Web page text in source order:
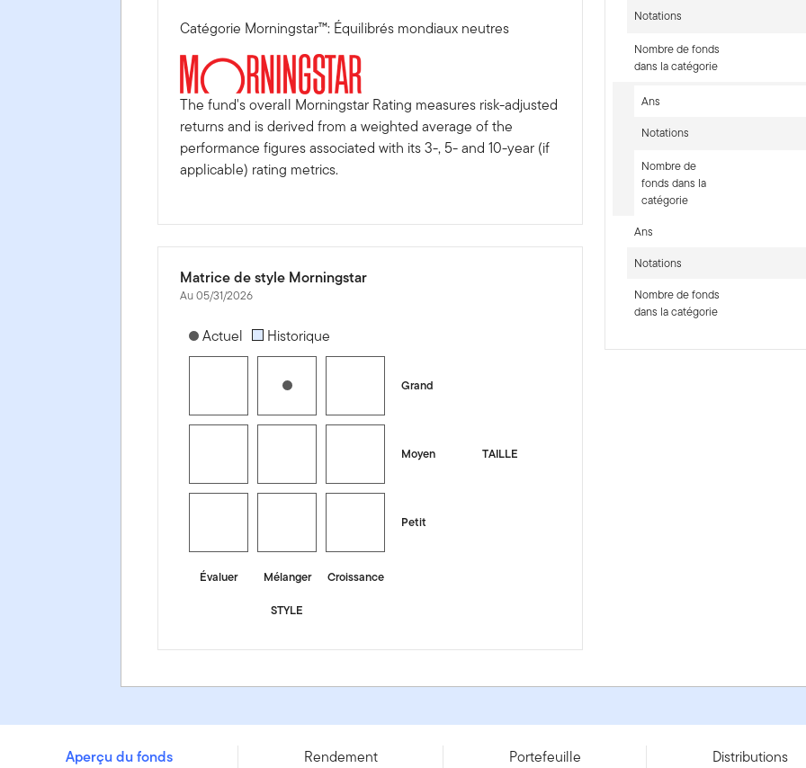
Catégorie Morningstar™: Équilibrés mondiaux neutres
The fund's overall Morningstar Rating measures risk-adjusted
returns and is derived from a weighted average of the
performance figures associated with its 3-, 5- and 10-year (if
applicable) rating metrics.
Matrice de style Morningstar
Au 05/31/2026
[products.morningstar-stylebox-title-sr-equity]
Actuel Historique
Grand
TAILLE
Moyen
Petit
Évaluer Mélanger
Croissance
STYLE
Notations
Nombre de fonds
dans la catégorie
Ans
Notations
Nombre de
fonds dans la
catégorie
Ans
Notations
Nombre de fonds
dans la catégorie
Aperçu du fonds Rendement Portefeuille Distributions